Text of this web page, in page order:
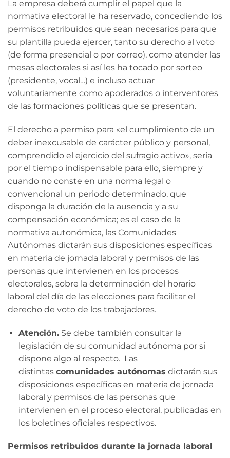
La empresa deberá cumplir el papel que la
normativa electoral le ha reservado, concediendo los
permisos retribuidos que sean necesarios para que
su plantilla pueda ejercer, tanto su derecho al voto
(de forma presencial o por correo), como atender las
mesas electorales si así les ha tocado por sorteo
(presidente, vocal…) e incluso actuar
voluntariamente como apoderados o interventores
de las formaciones políticas que se presentan.
El derecho a permiso para «el cumplimiento de un
deber inexcusable de carácter público y personal,
comprendido el ejercicio del sufragio activo», sería
por el tiempo indispensable para ello, siempre y
cuando no conste en una norma legal o
convencional un periodo determinado, que
disponga la duración de la ausencia y a su
compensación económica; es el caso de la
normativa autonómica, las Comunidades
Autónomas dictarán sus disposiciones específicas
en materia de jornada laboral y permisos de las
personas que intervienen en los procesos
electorales, sobre la determinación del horario
laboral del día de las elecciones para facilitar el
derecho de voto de los trabajadores.
Atención.Se debe también consultar la
legislación de su comunidad autónoma por si
dispone algo al respecto. Las
distintas comunidades autónomas dictarán sus
disposiciones específicas en materia de jornada
laboral y permisos de las personas que
intervienen en el proceso electoral, publicadas en
los boletines oficiales respectivos.
Permisos retribuidos durante la jornada laboral